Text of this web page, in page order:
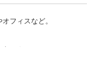
フィスなど。